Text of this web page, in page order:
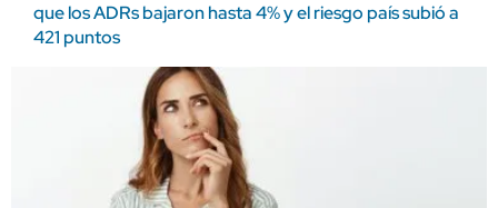
que los ADRs bajaron hasta 4% y el riesgo país subió a
421 puntos